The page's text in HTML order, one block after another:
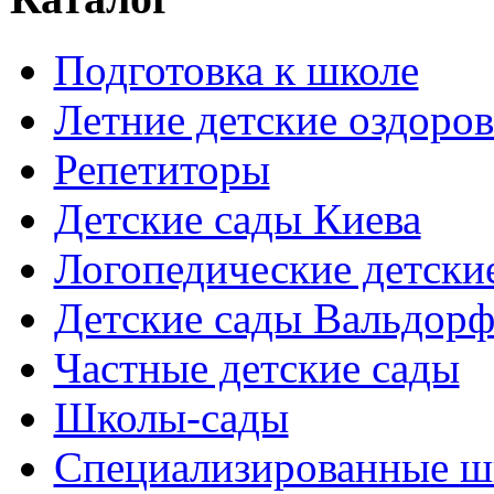
Подготовка к школе
Летние детские
Репетиторы
Детские сады Киева
Логопедические
Детские сады
Частные детские сады
Школы-сады
Cпециализированные